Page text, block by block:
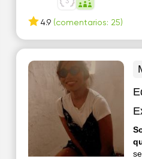
4.9 (comentarios: 25)